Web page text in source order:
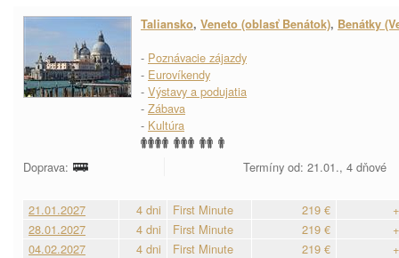
Taliansko, Veneto (oblasť Benátok), Benátky
- Poznávacie zájazdy
- Eurovíkendy
- Výstavy a podujatia
- Zábava
- Kultúra
Doprava: Termíny od: 21.01., 4 dňové
21.01.2027 4 dni First Minute 219 €
28.01.2027
4 dni First Minute 219 €
04.02.2027
4 dni First Minute 219 €